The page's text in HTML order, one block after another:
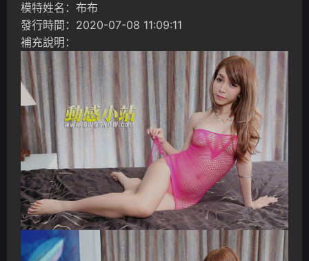
模特姓名：布布
發行時間：2020-07-08 11:09:11
補充說明：